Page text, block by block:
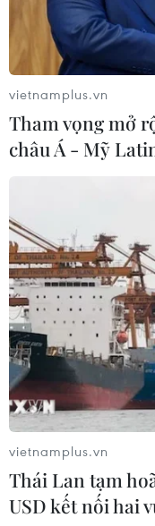
Toàn
giai đoạn nước
27/02/2020 22:25
Qua gần một năm
đã hoàn thiện 100%
và mặt đường đua
xe Thế giới (FIA).
vietnamplus.vn
Tham vọng mở
châu Á - Mỹ
vietnamplus.vn
Thái Lan tạm
USD kết nối hai